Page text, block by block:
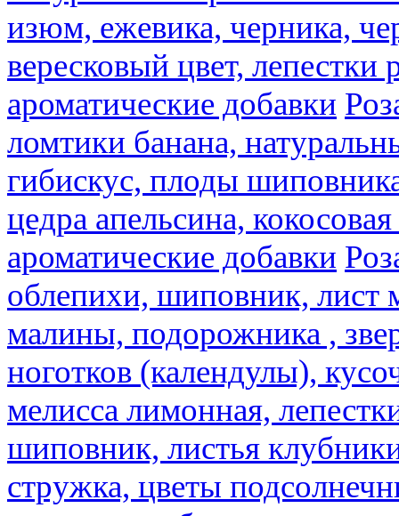
изюм, ежевика, черника,
вересковый цвет, лепестки
ароматические добавки
ломтики банана,
гибискус, плоды
цедра апельсина,
ароматические добавки
облепихи, шиповник, лист
малины, подорожника ,
ноготков (календулы),
мелисса лимонная,
шиповник, листья
стружка, цветы